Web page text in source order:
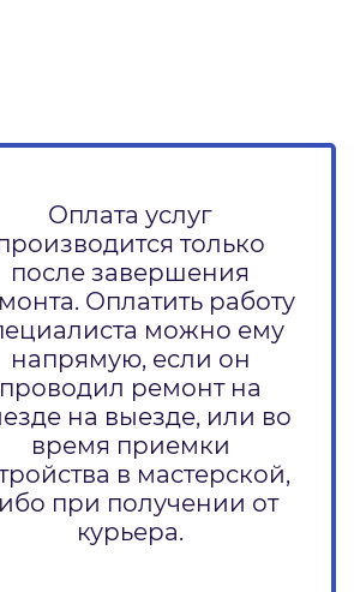
Оплата услуг
только
после завершения
Оплатить работу
можно ему
напрямую, если он
проводил ремонт на
на выезде, или во
время приемки
в мастерской,
при получении от
курьера.